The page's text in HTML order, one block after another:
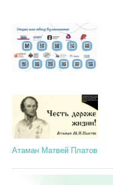
Атаман Матвей Платов